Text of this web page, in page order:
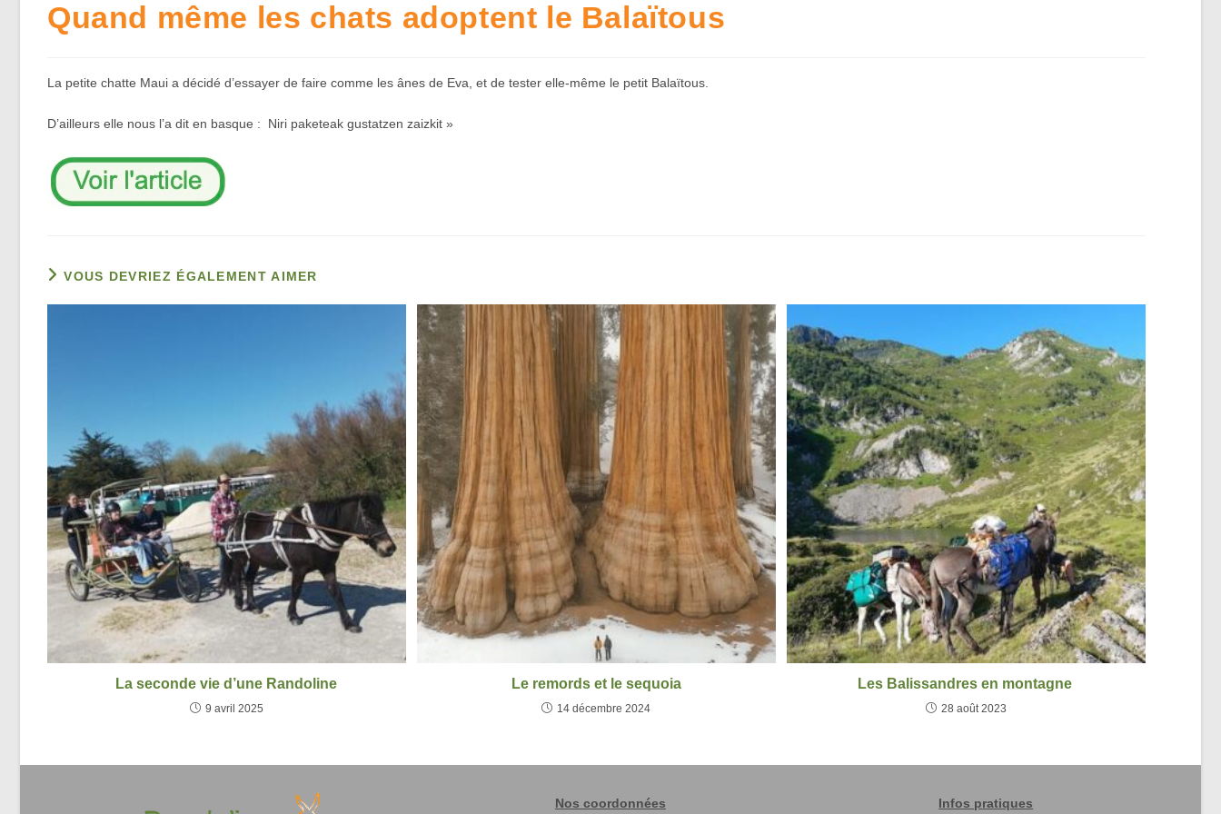
Quand même les chats adoptent le Balaïtous
La petite chatte Maui a décidé d’essayer de faire comme les ânes de Eva, et de tester elle-même le petit Balaïtous.
D’ailleurs elle nous l’a dit en basque : Niri paketeak gustatzen zaizkit »
VOUS DEVRIEZ ÉGALEMENT AIMER
La seconde vie d’une Randoline
9 avril 2025
Le remords et le sequoia
14 décembre 2024
Les Balissandres en montagne
28 août 2023
Nos coordonnées Infos pratiques